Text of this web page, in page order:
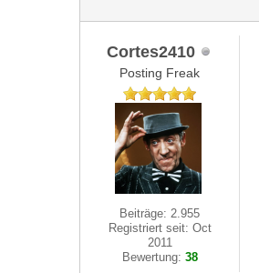
Cortes2410
Posting Freak
Beiträge: 2.955
Registriert seit: Oct
2011
Bewertung: 38